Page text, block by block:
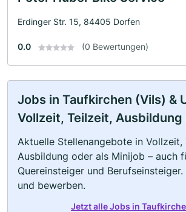
Erdinger Str. 15, 84405 Dorfen
0.0 (0 Bewertungen)
Jobs in Taufkirchen (Vils) &
Vollzeit, Teilzeit, Ausbildung
Aktuelle Stellenangebote in Vollzeit,
Ausbildung oder als Minijob – auch
Quereinsteiger und
und bewerben.
Jetzt alle Jobs in